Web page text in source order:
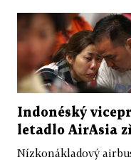
Indonéský
letadlo AirAsia
Nízkonákladový